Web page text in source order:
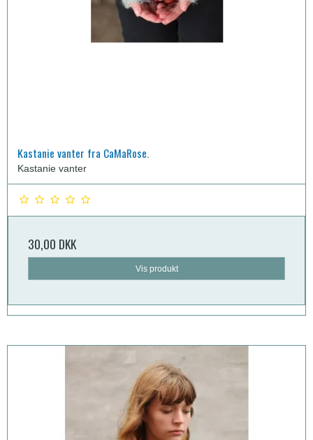
Kastanie vanter fra CaMaRose.
Kastanie vanter
30,00 DKK
Vis produkt